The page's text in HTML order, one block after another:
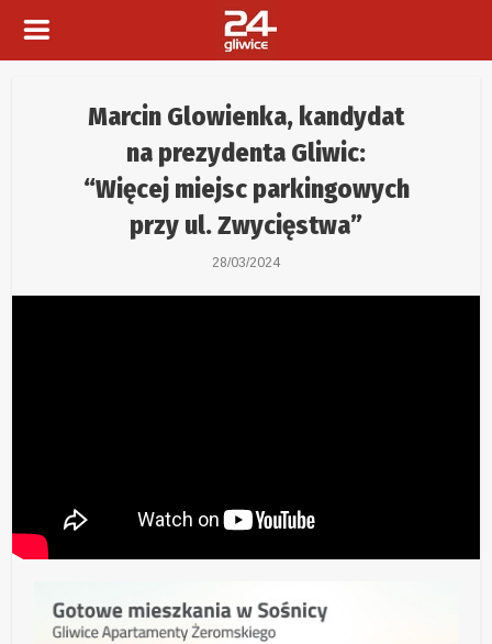
Marcin Glowienka, kandydat
na prezydenta Gliwic:
“Więcej miejsc parkingowych
przy ul. Zwycięstwa”
28/03/2024